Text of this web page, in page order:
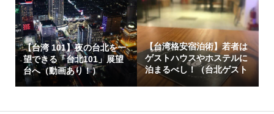
【台湾 101】夜の台北を一
望できる「台北101」展望
台へ（動画あり！）
【台湾格安宿泊術】若者は
ゲストハウスやホステルに
泊まるべし！（台北ゲスト
ハウ...